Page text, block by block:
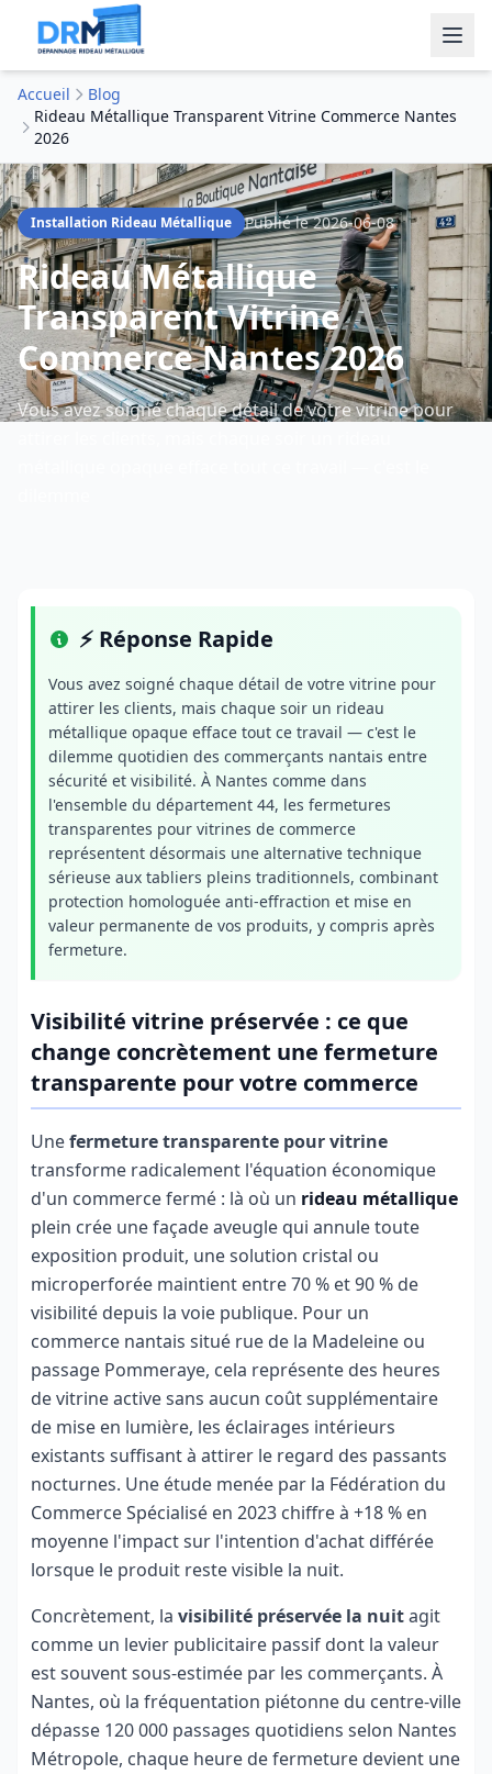
Accueil
Blog
Rideau Métallique Transparent Vitrine Commerce Nantes
2026
Installation Rideau Métallique Publié le2026-06-08
Rideau Métallique
Transparent Vitrine
Commerce Nantes 2026
Vous avez soigné chaque détail de votre vitrine pour
⚡ Réponse Rapide
Vous avez soigné chaque détail de votre vitrine pour
attirer les clients, mais chaque soir un rideau
métallique opaque efface tout ce travail — c'est le
dilemme quotidien des commerçants nantais entre
sécurité et visibilité. À Nantes comme dans
l'ensemble du département 44, les fermetures
transparentes pour vitrines de commerce
représentent désormais une alternative technique
sérieuse aux tabliers pleins traditionnels, combinant
protection homologuée anti-effraction et mise en
valeur permanente de vos produits, y compris après
fermeture.
Visibilité vitrine préservée : ce que
change concrètement une fermeture
transparente pour votre commerce
Unefermeture transparente pour vitrine
transforme radicalement l'équation économique
d'un commerce fermé : là où un rideau métallique
plein crée une façade aveugle qui annule toute
exposition produit, une solution cristal ou
microperforée maintient entre 70 % et 90 % de
visibilité depuis la voie publique. Pour un
commerce nantais situé rue de la Madeleine ou
passage Pommeraye, cela représente des heures
de vitrine active sans aucun coût supplémentaire
de mise en lumière, les éclairages intérieurs
existants suffisant à attirer le regard des passants
nocturnes. Une étude menée par la Fédération du
Commerce Spécialisé en 2023 chiffre à +18 % en
moyenne l'impact sur l'intention d'achat différée
lorsque le produit reste visible la nuit.
Concrètement, la visibilité préservée la nuitagit
comme un levier publicitaire passif dont la valeur
est souvent sous-estimée par les commerçants. À
Nantes, où la fréquentation piétonne du centre-ville
dépasse 120 000 passages quotidiens selon Nantes
Métropole, chaque heure de fermeture devient une